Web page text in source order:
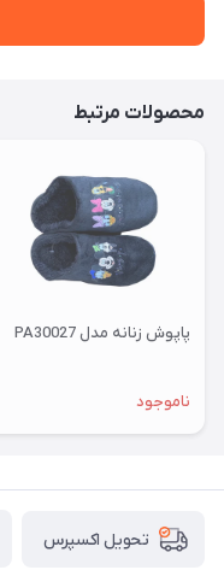
محصولات مرتبط
پاپوش زنانه مدل PA30027
ناموجود
تحویل اکسپرس